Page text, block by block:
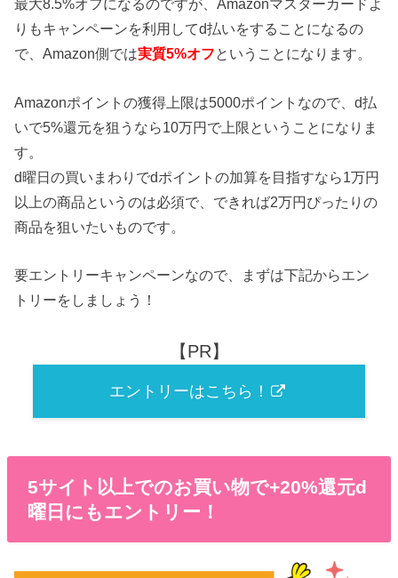
最大8.5%オフになるのですが、Amazonマスターカードよ
りもキャンペーンを利用してd払いをすることになるの
で、Amazon側では実質5%オフということになります。
Amazonポイントの獲得上限は5000ポイントなので、d払
いで5%還元を狙うなら10万円で上限ということになりま
す。
d曜日の買いまわりでdポイントの加算を目指すなら1万円
以上の商品というのは必須で、できれば2万円ぴったりの
商品を狙いたいものです。
要エントリーキャンペーンなので、まずは下記からエン
トリーをしましょう！
【PR】
エントリーはこちら！
5サイト以上でのお買い物で+20%還元d
曜日にもエントリー！